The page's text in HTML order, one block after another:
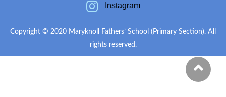
Instagram
Copyright © 2020 Maryknoll Fathers’ School (Primary Section). All
rights reserved.